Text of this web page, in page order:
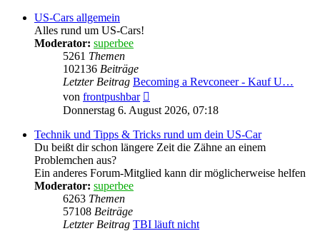
US-Cars allgemein
Alles rund um US-Cars!
Moderator: superbee
5261 Themen
102136 Beiträge
Letzter Beitrag Becoming a Revconeer - Kauf U…
von frontpushbar
Beitrag
Donnerstag 6. August 2026, 07:18
Technik und Tipps & Tricks rund um dein US-Car
Du beißt dir schon längere Zeit die Zähne an einem
Problemchen aus?
Ein anderes Forum-Mitglied kann dir möglicherweise helfen
Moderator: superbee
6263 Themen
57108 Beiträge
Letzter Beitrag TBI läuft nicht